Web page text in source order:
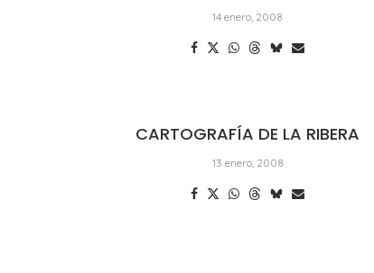
14 enero, 2008
CARTOGRAFÍA DE LA RIBERA
13 enero, 2008